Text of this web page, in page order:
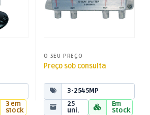
3 em
stock
O SEU PREÇO
Preço sob consulta
3-2545MP
25
uni.
Em
Stock